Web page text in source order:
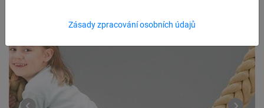
Zásady zpracování osobních údajů